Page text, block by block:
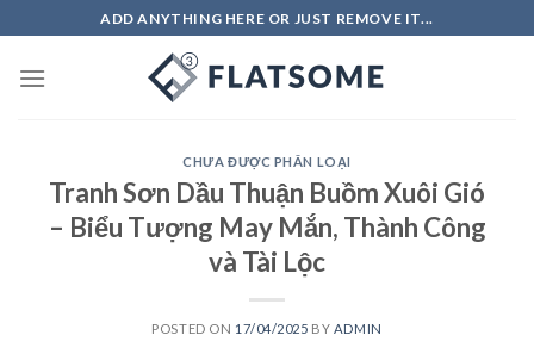
to
content
ADD ANYTHING HERE OR JUST REMOVE IT...
CHƯA ĐƯỢC PHÂN LOẠI
Tranh Sơn Dầu Thuận Buồm Xuôi Gió
– Biểu Tượng May Mắn, Thành Công
và Tài Lộc
POSTED ON 17/04/2025 BY ADMIN